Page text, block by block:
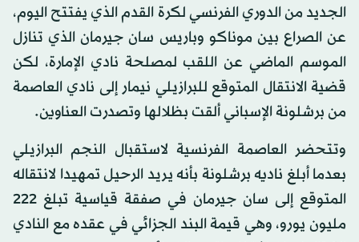
الجديد من الدوري الفرنسي لكرة القدم الذي يفتتح اليوم،
عن الصراع بين موناكو وباريس سان جيرمان الذي تنازل
الموسم الماضي عن اللقب لمصلحة نادي الإمارة، لكن
قضية الانتقال المتوقع للبرازيلي نيمار إلى نادي العاصمة
من برشلونة الإسباني ألقت بظلالها وتصدرت العناوين.
وتتحضر العاصمة الفرنسية لاستقبال النجم البرازيلي
بعدما أبلغ ناديه برشلونة بأنه يريد الرحيل تمهيدا لانتقاله
المتوقع إلى سان جيرمان في صفقة قياسية تبلغ 222
مليون يورو، وهي قيمة البند الجزائي في عقده مع النادي